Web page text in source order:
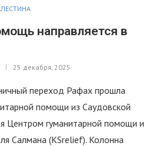
направляется в
25 декабря, 2025
переход Рафах прошла
помощи из Саудовской
Центром гуманитарной помощи и
Салмана (KSrelief). Колонна